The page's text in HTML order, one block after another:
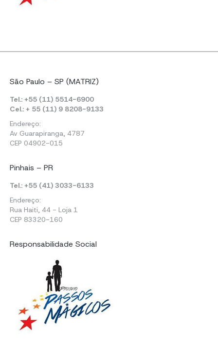
São Paulo – SP (MATRIZ)
Tel.: +55 (11) 5514-6900
Cel.: + 55 (11) 9 8208-9133
Endereço:
Av Guarapiranga, 4787
CEP 04902-015
Pinhais – PR
Tel.: +55 (41) 3033-6133
Endereço:
Rua Haiti, 44 - Loja 1
CEP 83320-160
Responsabilidade Social